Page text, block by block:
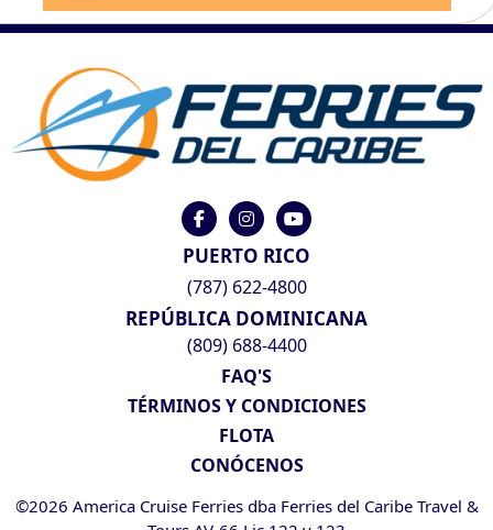
PUERTO RICO
(787) 622-4800
REPÚBLICA DOMINICANA
(809) 688-4400
FAQ'S
TÉRMINOS Y CONDICIONES
FLOTA
CONÓCENOS
©2026 America Cruise Ferries dba Ferries del Caribe Travel &